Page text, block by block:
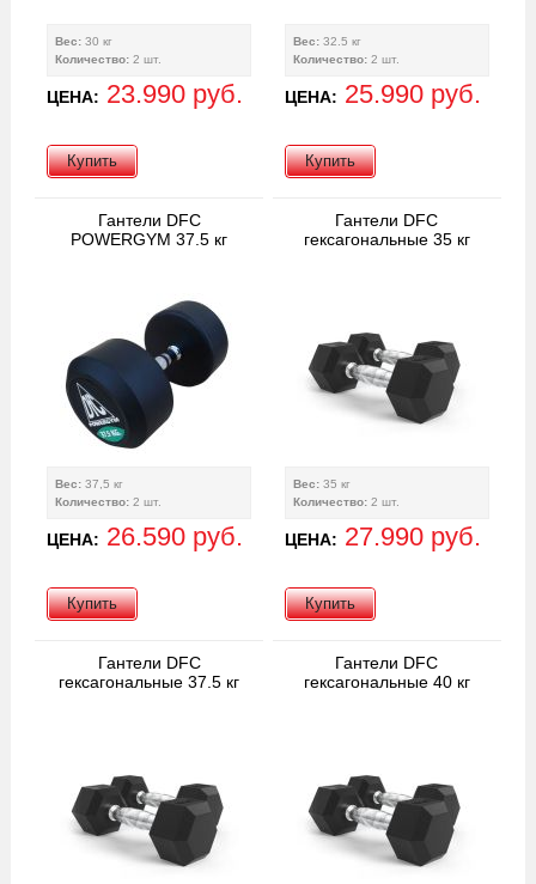
Вес:30 кг
Количество:2 шт.
ЦЕНА: 23.990 руб.
Купить
Вес:32.5 кг
Количество:2 шт.
ЦЕНА: 25.990 руб.
Купить
Гантели DFC
POWERGYM 37.5 кг
Вес:37,5 кг
Количество:2 шт.
ЦЕНА: 26.590 руб.
Купить
Гантели DFC
гексагональные 35 кг
Вес:35 кг
Количество:2 шт.
ЦЕНА: 27.990 руб.
Купить
Гантели DFC
гексагональные 37.5 кг
Гантели DFC
гексагональные 40 кг